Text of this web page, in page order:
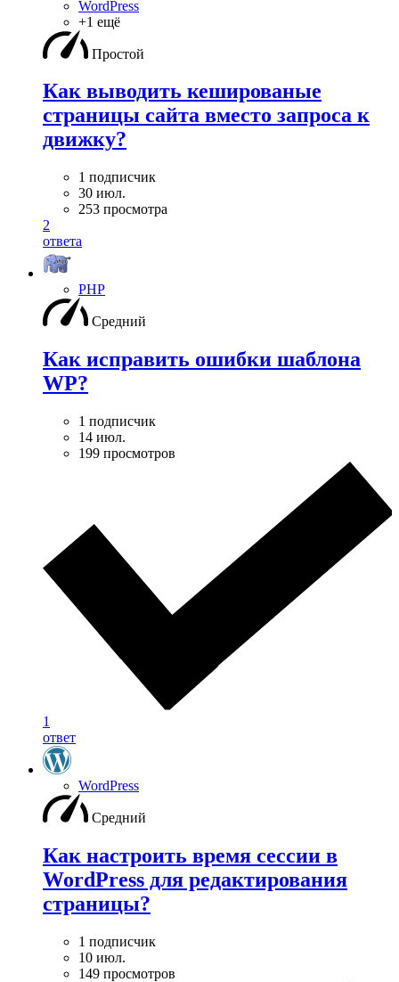
WordPress
+1 ещё
Простой
Как выводить кешированые
страницы сайта вместо запроса к
движку?
1 подписчик
30 июл.
253 просмотра
2
ответа
PHP
Средний
Как исправить ошибки шаблона
WP?
1 подписчик
14 июл.
199 просмотров
1
ответ
WordPress
Средний
Как настроить время сессии в
WordPress для редактирования
страницы?
1 подписчик
10 июл.
149 просмотров